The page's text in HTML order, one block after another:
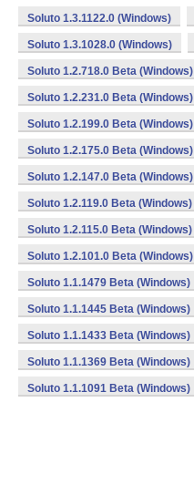
Soluto 1.3.1122.0 (Windows)
Soluto 1.3.1028.0 (Windows)
Soluto 1.2.718.0 Beta (Windows)
Soluto 1.2.231.0 Beta (Windows)
Soluto 1.2.199.0 Beta (Windows)
Soluto 1.2.175.0 Beta (Windows)
Soluto 1.2.147.0 Beta (Windows)
Soluto 1.2.119.0 Beta (Windows)
Soluto 1.2.115.0 Beta (Windows)
Soluto 1.2.101.0 Beta (Windows)
Soluto 1.1.1479 Beta (Windows)
Soluto 1.1.1445 Beta (Windows)
Soluto 1.1.1433 Beta (Windows)
Soluto 1.1.1369 Beta (Windows)
Soluto 1.1.1091 Beta (Windows)